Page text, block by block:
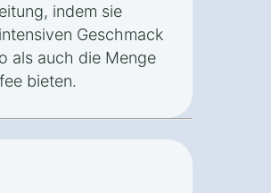
indem sie
Geschmack
als auch die Menge
bieten.